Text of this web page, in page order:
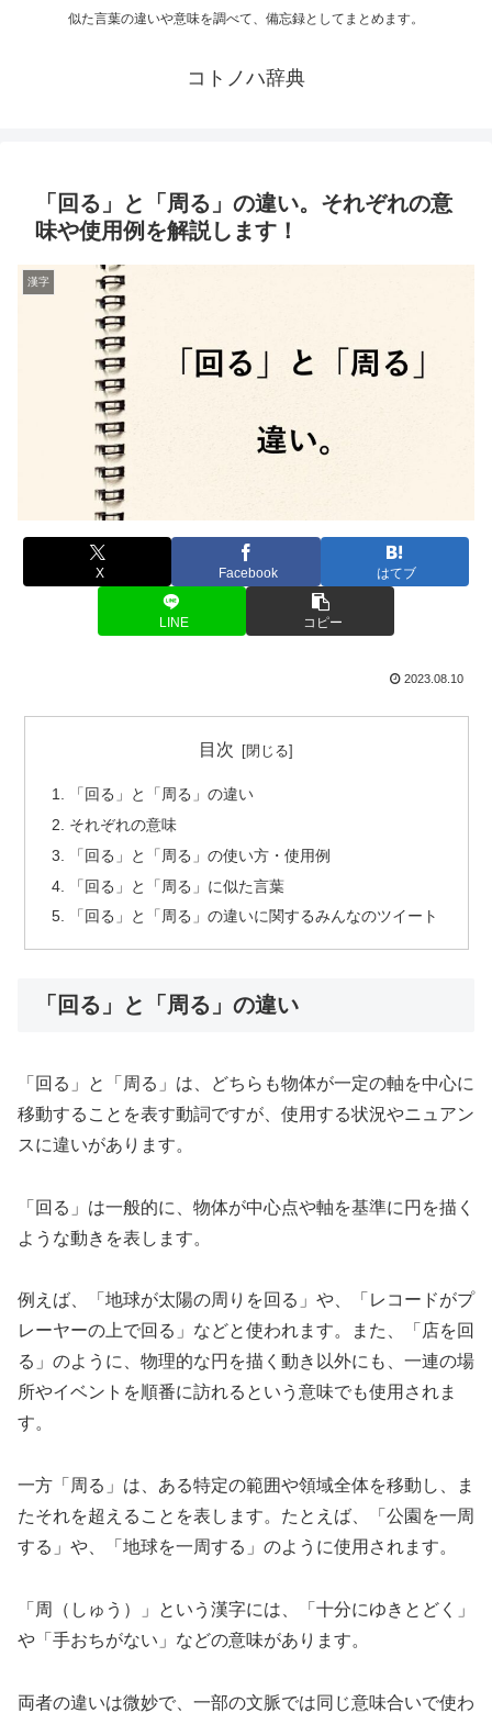
似た言葉の違いや意味を調べて、備忘録としてまとめます。
コトノハ辞典
「回る」と「周る」の違い。それぞれの意
味や使用例を解説します！
漢字
X Facebook はてブ
LINE コピー
2023.08.10
目次
「回る」と「周る」の違い
それぞれの意味
「回る」と「周る」の使い方・使用例
「回る」と「周る」に似た言葉
「回る」と「周る」の違いに関するみんなのツイート
「回る」と「周る」の違い
「回る」と「周る」は、どちらも物体が一定の軸を中心に
移動することを表す動詞ですが、使用する状況やニュアン
スに違いがあります。
「回る」は一般的に、物体が中心点や軸を基準に円を描く
ような動きを表します。
例えば、「地球が太陽の周りを回る」や、「レコードがプ
レーヤーの上で回る」などと使われます。また、「店を回
る」のように、物理的な円を描く動き以外にも、一連の場
所やイベントを順番に訪れるという意味でも使用されま
す。
一方「周る」は、ある特定の範囲や領域全体を移動し、ま
たそれを超えることを表します。たとえば、「公園を一周
する」や、「地球を一周する」のように使用されます。
「周（しゅう）」という漢字には、「十分にゆきとどく」
や「手おちがない」などの意味があります。
両者の違いは微妙で、一部の文脈では同じ意味合いで使わ